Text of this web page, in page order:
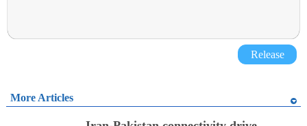
Release
More Articles